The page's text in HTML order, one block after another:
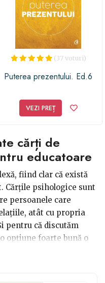
(37 voturi)
Puterea prezentului. Ed.6
VEZI PREȚ
cărți de
educatoare
fiind clar că există
Cărțile psihologice sunt
persoanele care
atât cu propria
pentru că discutăm
opțiune foarte bună o
răi, scrisă de Janet